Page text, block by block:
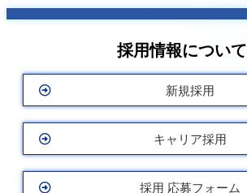
採用情報について
新規採用
キャリア採用
採用 応募フォーム